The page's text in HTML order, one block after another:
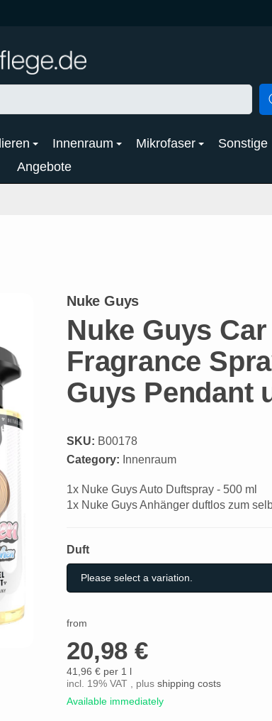
Innenraum Mikrofaser Sonstige
Angebote
Nuke Guys
Nuke Guys
Fragrance
Guys Pendant
SKU: B00178
Category: Innenraum
1x Nuke Guys Auto Duftspray - 500 ml
1x Nuke Guys Anhänger duftlos zum
Duft
Duft
Please select a variation.
from
20,98 €
41,96 € per 1 l
incl. 19% VAT , plus shipping costs
Available immediately